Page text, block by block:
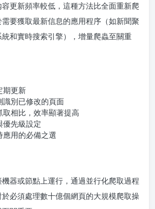
更新頻率較低，這種方法比全面重新爬
要獲取最新信息的應用程序（如新聞聚
和實時搜索引擎），增量爬蟲至關重
期更新
識別已修改的頁面
取相比，效率顯著提高
優先級設定
應用的必備之選
器或節點上運行，通過並行化爬取過程
必須處理數十億個網頁的大規模爬取操